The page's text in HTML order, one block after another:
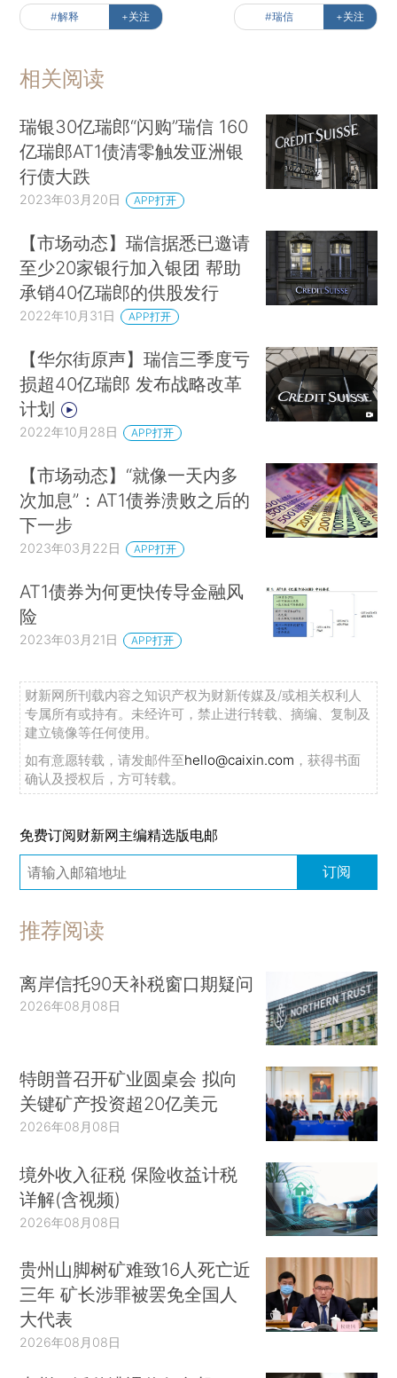
#解释 +关注 #瑞信 +关注
相关阅读
瑞银30亿瑞郎“闪购”瑞信 160
亿瑞郎AT1债清零触发亚洲银
行债大跌
2023年03月20日 APP打开
【市场动态】瑞信据悉已邀请
至少20家银行加入银团 帮助
承销40亿瑞郎的供股发行
2022年10月31日 APP打开
【华尔街原声】瑞信三季度亏
损超40亿瑞郎 发布战略改革
计划
2022年10月28日 APP打开
【市场动态】“就像一天内多
次加息”：AT1债券溃败之后的
下一步
2023年03月22日 APP打开
AT1债券为何更快传导金融风
险
2023年03月21日 APP打开
财新网所刊载内容之知识产权为财新传媒及/或相关权利人
专属所有或持有。未经许可，禁止进行转载、摘编、复制及
建立镜像等任何使用。
如有意愿转载，请发邮件至hello@caixin.com ，获得书面
确认及授权后，方可转载。
免费订阅财新网主编精选版电邮
订阅
推荐阅读
离岸信托90天补税窗口期疑问
2026年08月08日
特朗普召开矿业圆桌会 拟向
关键矿产投资超20亿美元
2026年08月08日
境外收入征税 保险收益计税
详解(含视频)
2026年08月08日
贵州山脚树矿难致16人死亡近
三年 矿长涉罪被罢免全国人
大代表
2026年08月08日